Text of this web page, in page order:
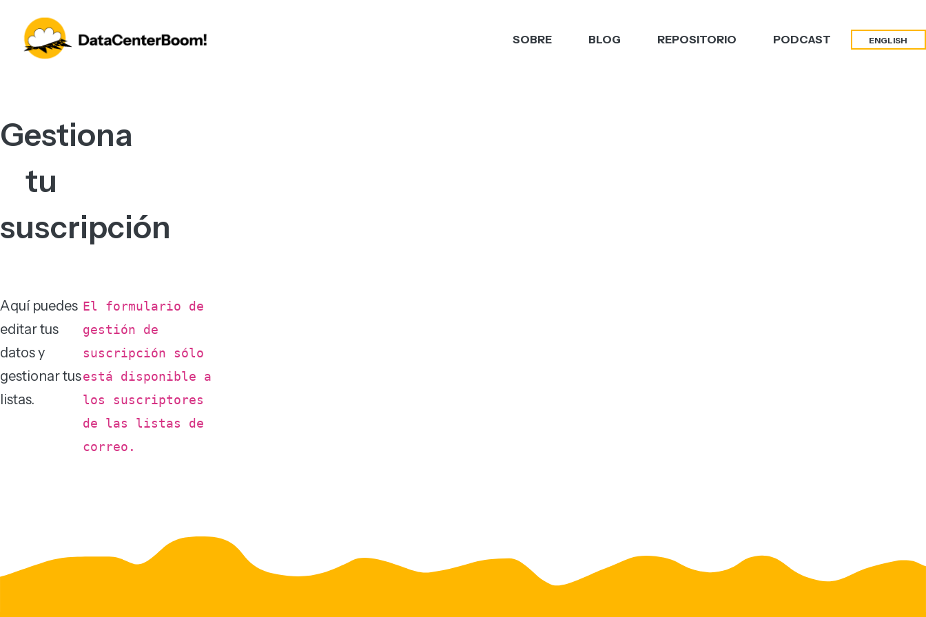
SOBRE BLOG REPOSITORIO PODCAST ENGLISH
Gestiona
tu
suscripción
Aquí puedes
editar tus
datos y
gestionar tus
listas.
El formulario de
gestión de
suscripción sólo
está disponible a
los suscriptores
de las listas de
correo.